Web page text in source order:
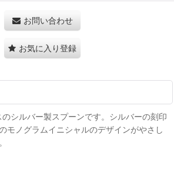
お問い合わせ
お気に入り登録
シルバー製スプーンです。シルバーの刻印
モノグラムイニシャルのデザインがやさし